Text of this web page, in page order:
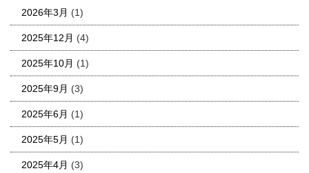
2026年3月 (1)
2025年12月 (4)
2025年10月 (1)
2025年9月 (3)
2025年6月 (1)
2025年5月 (1)
2025年4月 (3)